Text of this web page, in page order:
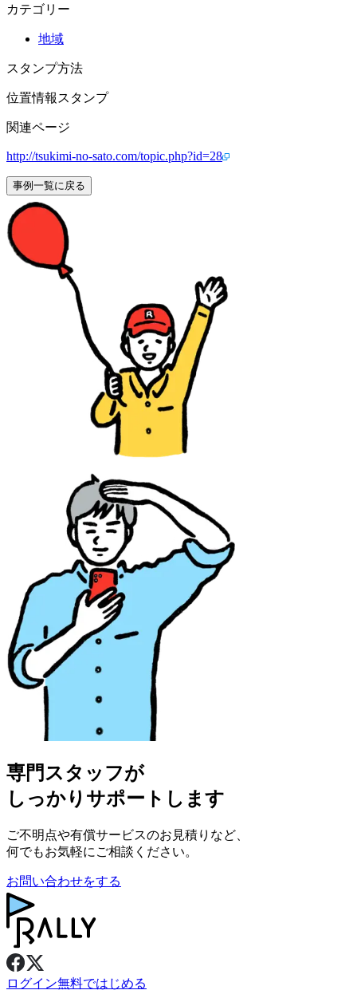
カテゴリー
地域
スタンプ方法
位置情報スタンプ
関連ページ
http://tsukimi-no-sato.com/topic.php?id=28
事例一覧に戻る
専門スタッフが
しっかりサポートします
ご不明点や有償サービスのお見積りなど、
何でもお気軽にご相談ください。
お問い合わせをする
ログイン無料ではじめる